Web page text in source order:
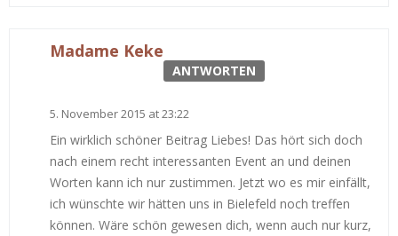
Madame Keke
ANTWORTEN
5. November 2015 at 23:22
Ein wirklich schöner Beitrag Liebes! Das hört sich doch
nach einem recht interessanten Event an und deinen
Worten kann ich nur zustimmen. Jetzt wo es mir einfällt,
ich wünschte wir hätten uns in Bielefeld noch treffen
können. Wäre schön gewesen dich, wenn auch nur kurz,